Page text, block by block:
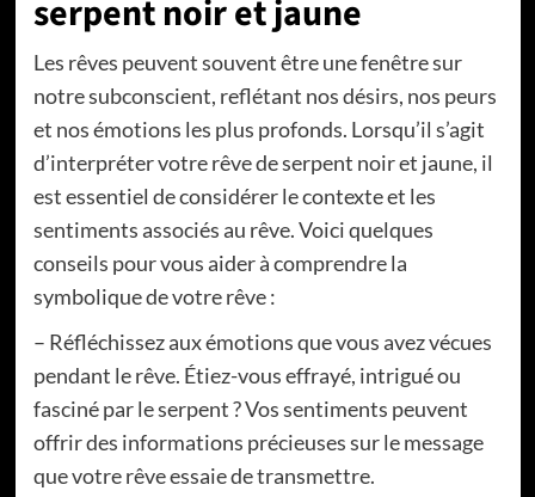
serpent noir et jaune
Les rêves peuvent souvent être une fenêtre sur
notre subconscient, reflétant nos désirs, nos peurs
et nos émotions les plus profonds. Lorsqu’il s’agit
d’interpréter votre rêve de serpent noir et jaune, il
est essentiel de considérer le contexte et les
sentiments associés au rêve. Voici quelques
conseils pour vous aider à comprendre la
symbolique de votre rêve :
– Réfléchissez aux émotions que vous avez vécues
pendant le rêve. Étiez-vous effrayé, intrigué ou
fasciné par le serpent ? Vos sentiments peuvent
offrir des informations précieuses sur le message
que votre rêve essaie de transmettre.